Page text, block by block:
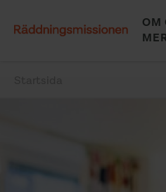
huvudinnehåll
OM